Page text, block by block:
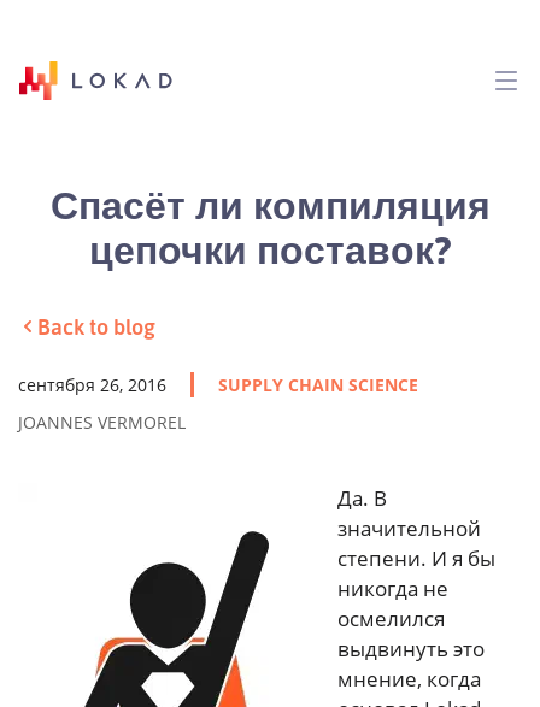
Спасёт ли компиляция
цепочки поставок?
Back to blog
сентября 26, 2016
SUPPLY CHAIN SCIENCE
JOANNES VERMOREL
Да. В
значительной
степени. И я бы
никогда не
осмелился
выдвинуть это
мнение, когда